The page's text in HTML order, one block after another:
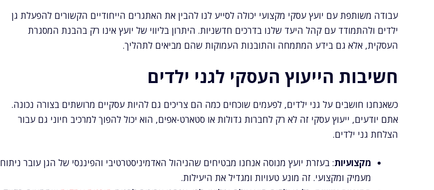
עבודה משותפת עם יועץ עסקי מקצועי יכולה לסייע לנו להבין את האתגרים הייחודיים הקשורים להפעלת גן
ילדים ולהתמודד עם קהל היעד שלנו בדרכים חדשניות. היתרון בליווי של יועץ אינו רק בהבנת המסגרת
העסקית, אלא גם בידע המתמחה והתובנות העמוקות שהם מביאים לתהליך.
חשיבות הייעוץ העסקי לגני ילדים
כשאנחנו חושבים על גני ילדים, לפעמים שוכחים כמה הם צריכים גם להיות עסקיים מרושתים בצורה נכונה.
אתם יודעים, ייעוץ עסקי זה לא רק לחברות גדולות או סטארט-אפים, הוא יכול להפוך למרכיב חיוני גם עבור
הצלחת גני ילדים.
מקצועיות: בעזרת יועץ מנוסה אנחנו מבטיחים שהניהול האדמיניסטרטיבי והפיננסי של הגן עובר ניתוח
מעמיק ומקצועי. זה מונע טעויות ומגדיל את היעילות.